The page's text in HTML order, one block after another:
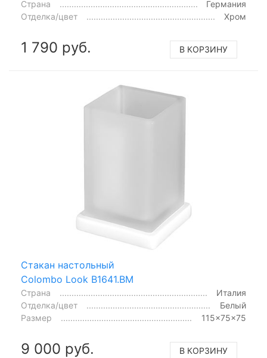
Страна
Германия
Отделка/цвет
Хром
1 790 руб. В КОРЗИНУ
Стакан настольный
Colombo Look B1641.BM
Страна
Италия
Отделка/цвет
Белый
Размер
115x75x75
9 000 руб. В КОРЗИНУ